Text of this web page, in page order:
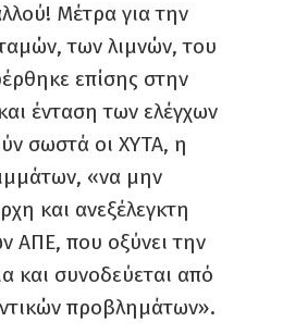
Μέτρα για την
των λιμνών, του
επίσης στην
ένταση των ελέγχων
σωστά οι ΧΥΤΑ, η
«να μην
και ανεξέλεγκτη
ΑΠΕ, που οξύνει την
και συνοδεύεται από
προβλημάτων».